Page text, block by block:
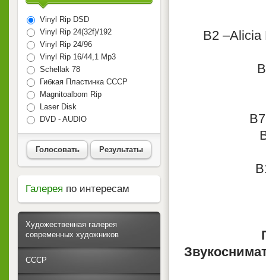
B2 –Alicia
Vinyl Rip DSD
Vinyl Rip 24(32f)/192
Vinyl Rip 24/96
Vinyl Rip 16/44,1 Mp3
Schellak 78
Гибкая Пластинка СССР
Magnitoalbom Rip
Laser Disk
DVD - AUDIO
Голосовать Результаты
Галерея по интересам
Художественная галерея
современных художников
СССР